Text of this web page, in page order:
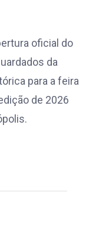
oficial do
da
para a feira
de 2026